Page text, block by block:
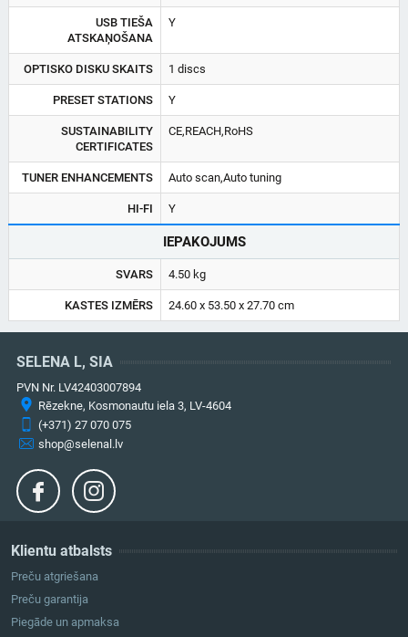
USB TIEŠA
ATSKAŅOŠANA
Y
OPTISKO DISKU SKAITS 1 discs
PRESET STATIONS Y
SUSTAINABILITY
CERTIFICATES
CE,REACH,RoHS
TUNER ENHANCEMENTS Auto scan,Auto tuning
HI-FI Y
IEPAKOJUMS
SVARS 4.50 kg
KASTES IZMĒRS 24.60 x 53.50 x 27.70 cm
Klientu atbalsts
Preču atgriešana
Preču garantija
Piegāde un apmaksa
SELENA L, SIA
PVN Nr. LV42403007894
Rēzekne, Kosmonautu iela 3, LV-4604
(+371) 27 070 075
shop@selenal.lv